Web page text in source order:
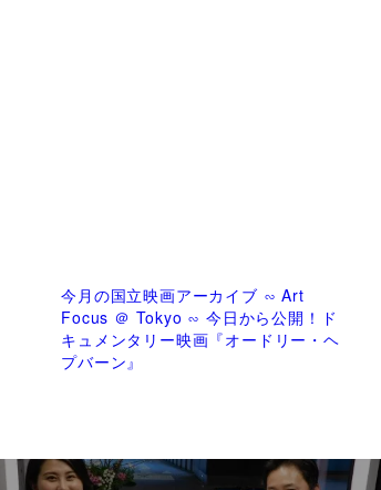
今月の国立映画アーカイブ ∽ Art
Focus ＠ Tokyo ∽ 今日から公開！ド
キュメンタリー映画『オードリー・ヘ
プバーン』